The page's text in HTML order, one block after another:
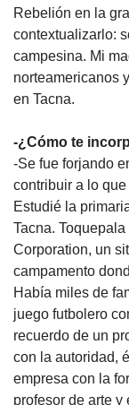
Rebelión en la
contextualizarlo:
campesina. Mi
norteamericanos
en Tacna.
-¿Cómo te
-Se fue forjando
contribuir a lo
Estudié la
Tacna.
Corporation, un
campamento
Había miles de
juego futbolero
recuerdo de un
con la autoridad,
empresa con la
profesor de arte